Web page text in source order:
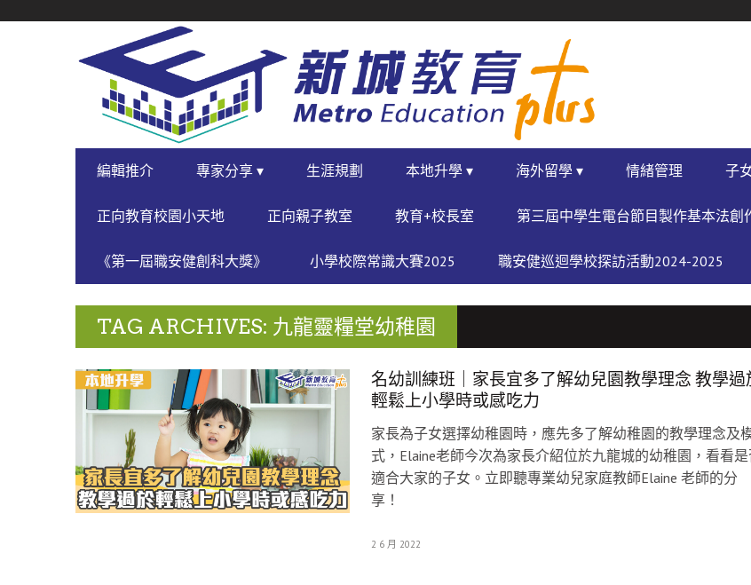
NAVIGATION
PRIMARY
NAVIGATION
編輯推介 專家分享 ▾ 生涯規劃 本地升學 ▾ 海外留學 ▾ 情緒管理 子
正向教育校園小天地 正向親子教室 教育+校長室 第三屆中學生電台節目製作基本法創
《第一屆職安健創科大獎》 小學校際常識大賽2025 職安健巡迴學校探訪活動2024-2025
TAG ARCHIVES: 九龍靈糧堂幼稚園
名幼訓練班｜家長宜多了解幼兒園教學理念 教學過
輕鬆上小學時或感吃力
家長為子女選擇幼稚園時，應先多了解幼稚園的教學理念及
式，Elaine老師今次為家長介紹位於九龍城的幼稚園，看看是
適合大家的子女。立即聽專業幼兒家庭教師Elaine 老師的分
享！
2 6 月 2022